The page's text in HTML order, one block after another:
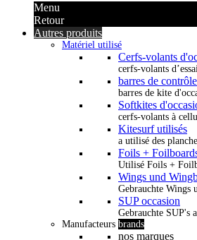
Menu
Retour
Autres produits
Matériel utilisé
Cerfs-volants
cerfs-volants
barres de
barres de kite
Softkites
cerfs-volants à
Kitesurf utilisés
a utilisé des
Foils +
Utilisé Foils +
Wings und
Gebrauchte Wings
SUP occasion
Gebrauchte SUP's
Manufacteurs brands
nos marques